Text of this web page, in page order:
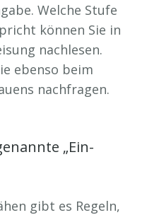
Welche Stufe
können Sie in
nachlesen.
ebenso beim
nachfragen.
„Ein-
gibt es Regeln,